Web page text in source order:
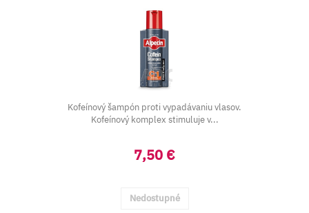
Kofeínový šampón proti vypadávaniu vlasov.
Kofeínový komplex stimuluje v...
7,50 €
Nedostupné